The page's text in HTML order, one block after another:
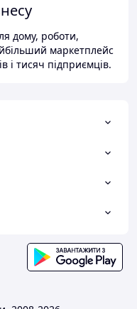
дому, роботи,
маркетплейс
і тисяч підприємців.